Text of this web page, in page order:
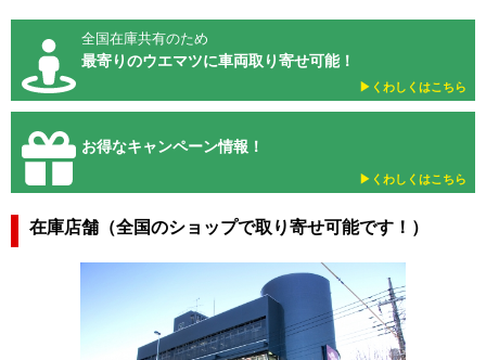
全国在庫共有のため
最寄りのウエマツに車両取り寄せ可能！
▶︎くわしくはこちら
お得なキャンペーン情報！
▶︎くわしくはこちら
在庫店舗（全国のショップで取り寄せ可能です！）